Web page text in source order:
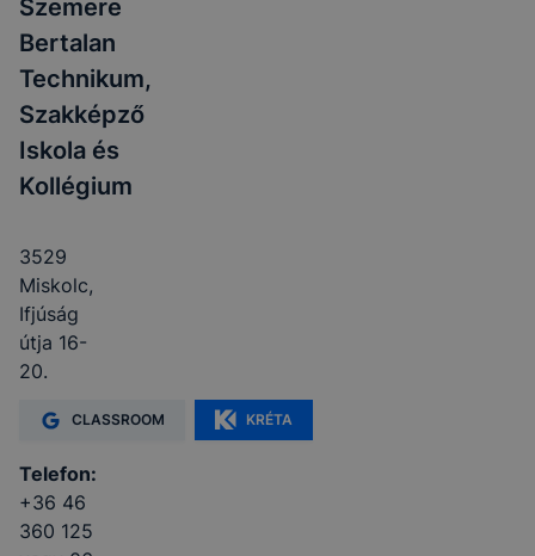
Szemere
Bertalan
Technikum,
Szakképző
Iskola és
Kollégium
3529
Miskolc,
Ifjúság
útja 16-
20.
CLASSROOM KRÉTA
Telefon:
+36 46
360 125